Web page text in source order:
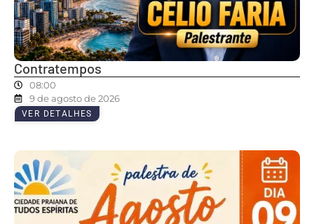
Contratempos
08:00
9 de agosto de 2026
VER DETALHES